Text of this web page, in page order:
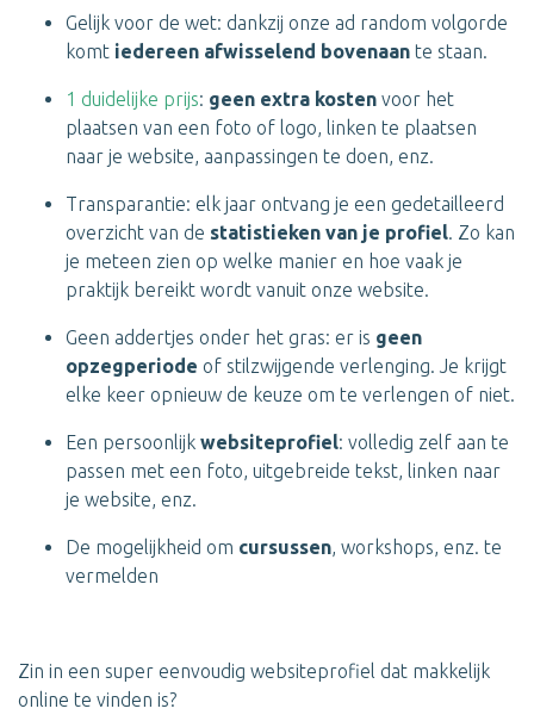
Gelijk voor de wet: dankzij onze ad random volgorde
komt iedereen afwisselend bovenaan te staan.
1 duidelijke prijs: geen extra kosten voor het
plaatsen van een foto of logo, linken te plaatsen
naar je website, aanpassingen te doen, enz.
Transparantie: elk jaar ontvang je een gedetailleerd
overzicht van de statistieken van je profiel. Zo kan
je meteen zien op welke manier en hoe vaak je
praktijk bereikt wordt vanuit onze website.
Geen addertjes onder het gras: er is geen
opzegperiode of stilzwijgende verlenging. Je krijgt
elke keer opnieuw de keuze om te verlengen of niet.
Een persoonlijk websiteprofiel: volledig zelf aan te
passen met een foto, uitgebreide tekst, linken naar
je website, enz.
De mogelijkheid om cursussen, workshops, enz. te
vermelden
Zin in een super eenvoudig websiteprofiel dat makkelijk
online te vinden is?